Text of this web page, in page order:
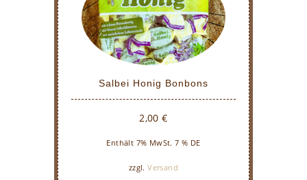
Salbei Honig Bonbons
2,00€
Enthält 7% MwSt. 7 % DE
zzgl.Versand